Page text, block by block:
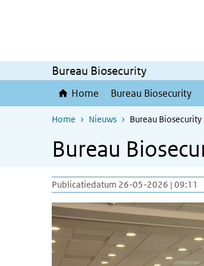
Bureau Biosecurity
Home Bureau Biosecurity
Home Nieuws Bureau
Bureau
Publicatiedatum 26-05-2026 | 09:11